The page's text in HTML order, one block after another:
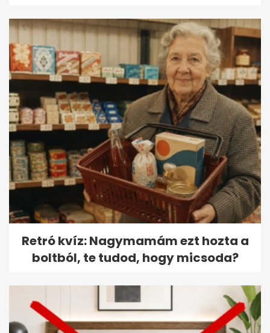
Retró kvíz: Nagymamám ezt hozta a
boltból, te tudod, hogy micsoda?